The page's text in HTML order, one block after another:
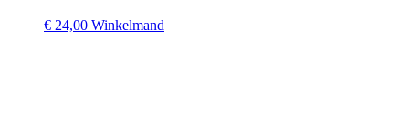
€ 24,00 Winkelmand